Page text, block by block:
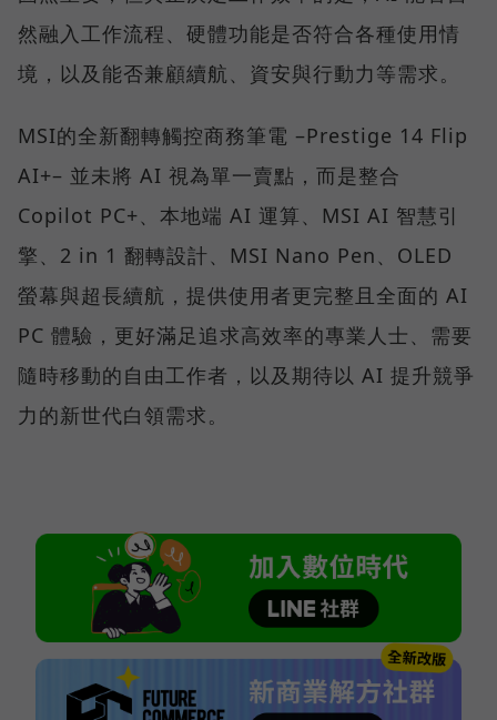
然融入工作流程、硬體功能是否符合各種使用情
境，以及能否兼顧續航、資安與行動力等需求。
MSI的全新翻轉觸控商務筆電 –Prestige 14 Flip
AI+– 並未將 AI 視為單一賣點，而是整合
Copilot PC+、本地端 AI 運算、MSI AI 智慧引
擎、2 in 1 翻轉設計、MSI Nano Pen、OLED
螢幕與超長續航，提供使用者更完整且全面的 AI
PC 體驗，更好滿足追求高效率的專業人士、需要
隨時移動的自由工作者，以及期待以 AI 提升競爭
力的新世代白領需求。